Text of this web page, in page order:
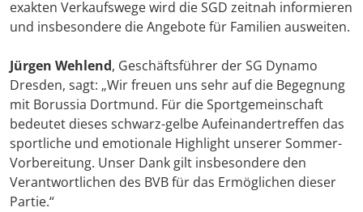
exakten Verkaufswege wird die SGD zeitnah informieren
und insbesondere die Angebote für Familien ausweiten.
Jürgen Wehlend, Geschäftsführer der SG Dynamo
Dresden, sagt: „Wir freuen uns sehr auf die Begegnung
mit Borussia Dortmund. Für die Sportgemeinschaft
bedeutet dieses schwarz-gelbe Aufeinandertreffen das
sportliche und emotionale Highlight unserer Sommer-
Vorbereitung. Unser Dank gilt insbesondere den
Verantwortlichen des BVB für das Ermöglichen dieser
Partie.“